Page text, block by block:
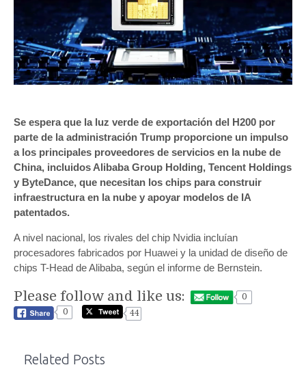
Se espera que la luz verde de exportación del H200 por
parte de la administración Trump proporcione un impulso
a los principales proveedores de servicios en la nube de
China, incluidos Alibaba Group Holding, Tencent Holdings
y ByteDance, que necesitan los chips para construir
infraestructura en la nube y apoyar modelos de IA
patentados.
A nivel nacional, los rivales del chip Nvidia incluían
procesadores fabricados por Huawei y la unidad de diseño de
chips T-Head de Alibaba, según el informe de Bernstein.
Please follow and like us:
0
0
44
Related Posts